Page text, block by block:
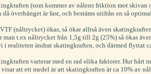
(som kommer av nålens friktion mot
då överhänget är fast, och bestäms utifrån en så
(nåltrycket) ökas, så ökar alltså även
man t.ex nåltrycket från 1,5g till 2g (25%) så ökas
i realiteten ändrat skatingkraften, och därmed flyttat
varierar med en rad olika faktorer. Hur hårt
visar att ett medel är att skatingkraften är ca 10% av